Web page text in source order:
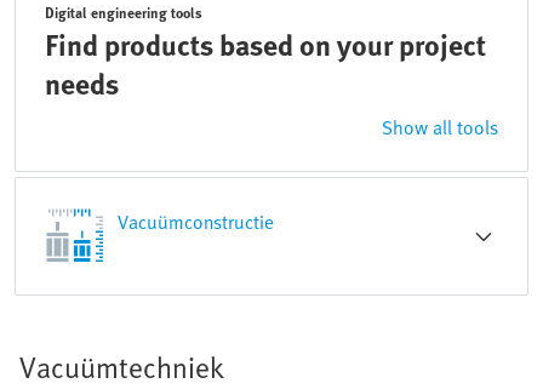
Digital engineering tools
Find products based on your project
needs
Show all tools
Vacuümconstructie
Vacuümtechniek